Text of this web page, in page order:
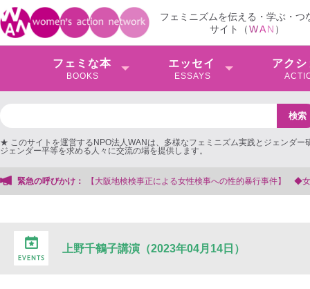
フェミニズムを伝える・学ぶ・つ
サイト（WAN ）
フェミな本
BOOKS
エッセイ
ESSAYS
アクシ
★ このサイトを運営するNPO法人WANは、多様なフェミニズム実践とジェンダー
ジェンダー平等を求める人々に交流の場を提供します。
緊急の呼びかけ：
阪地検検事正による女性検事への性的暴行事件】 ◆女性検事を支援する会事務
上野千鶴子講演（2023年04月14日）